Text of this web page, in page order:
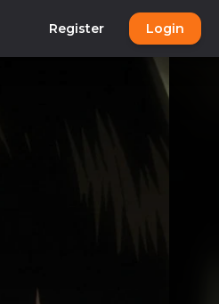
Register Login